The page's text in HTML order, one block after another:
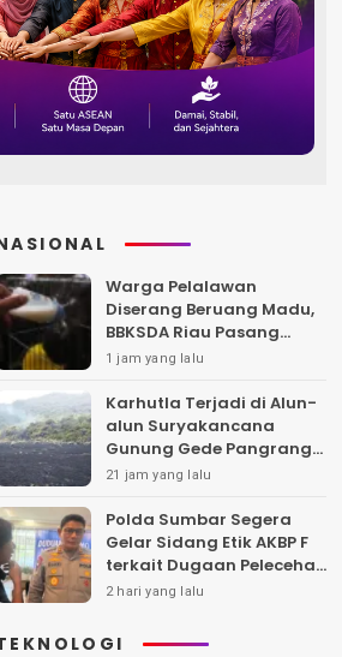
Warga Pelalawan
Diserang Beruang Madu,
BBKSDA Riau Pasang
Kandang Jebak di Lokasi
1 jam yang lalu
Karhutla Terjadi di Alun-
alun Suryakancana
Gunung Gede Pangrango,
Api Berhasil Dipadamka
21 jam yang lalu
Polda Sumbar Segera
Gelar Sidang Etik AKBP F
terkait Dugaan Pelecehan
Polwan
2 hari yang lalu